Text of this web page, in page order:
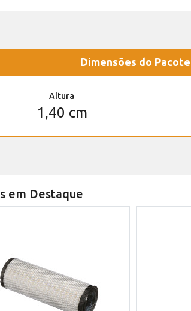
Dimensões do Pacote
Altura
1,40 cm
em Destaque